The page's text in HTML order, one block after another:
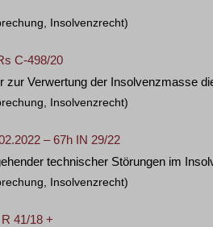
Insolvenzrecht)
C-498/20
zur Verwertung der Insolvenzmasse
Insolvenzrecht)
– 67h IN 29/22
technischer Störungen im
Insolvenzrecht)
41/18 +